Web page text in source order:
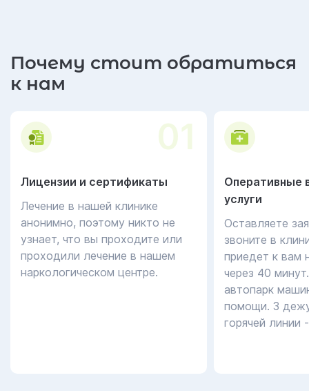
Почему стоит обратиться
к нам
01
Лицензии и сертификаты
Лечение в нашей клинике
анонимно, поэтому никто не
узнает, что вы проходите или
проходили лечение в нашем
наркологическом центре.
Оперативные
услуги
Оставляете
звоните в
приедет к вам
через 40
автопарк
помощи. 3
горячей линии